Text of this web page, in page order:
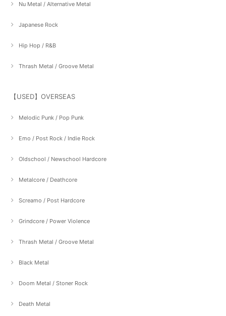
Nu Metal / Alternative Metal
Japanese Rock
Hip Hop / R&B
Thrash Metal / Groove Metal
【USED】OVERSEAS
Melodic Punk / Pop Punk
Emo / Post Rock / Indie Rock
Oldschool / Newschool Hardcore
Metalcore / Deathcore
Screamo / Post Hardcore
Grindcore / Power Violence
Thrash Metal / Groove Metal
Black Metal
Doom Metal / Stoner Rock
Death Metal